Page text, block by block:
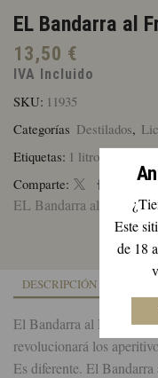
Este
de 18
EL Bandarra al
13,50 €
IVA Incluido
SKU: 11935
Categorías Destilados,
Etiquetas: 1 litro
Comparte:
EL Bandarra al Fresco
DESCRIPCIÓN
El Bandarra al Fresco,
revolucionará los
Es diferente. El